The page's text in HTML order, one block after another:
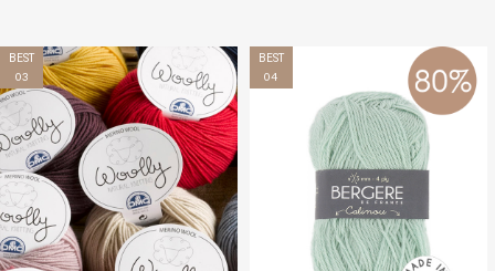
BEST
03
BEST
04